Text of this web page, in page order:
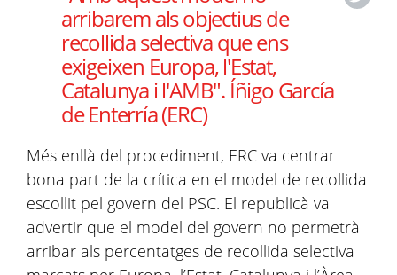
arribarem als objectius de
recollida selectiva que ens
exigeixen Europa, l'Estat,
Catalunya i l'AMB". Íñigo García
de Enterría (ERC)
Més enllà del procediment, ERC va centrar
bona part de la crítica en el model de recollida
escollit pel govern del PSC. El republicà va
advertir que el model del govern no permetrà
arribar als percentatges de recollida selectiva